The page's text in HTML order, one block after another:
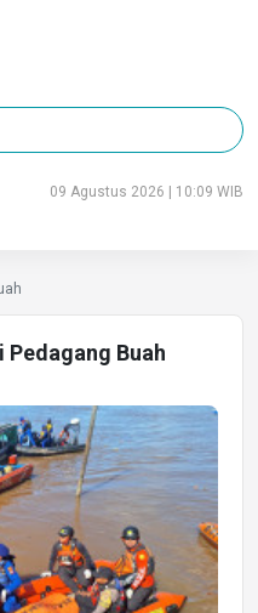
09 Agustus 2026 | 10:09 WIB
Buah